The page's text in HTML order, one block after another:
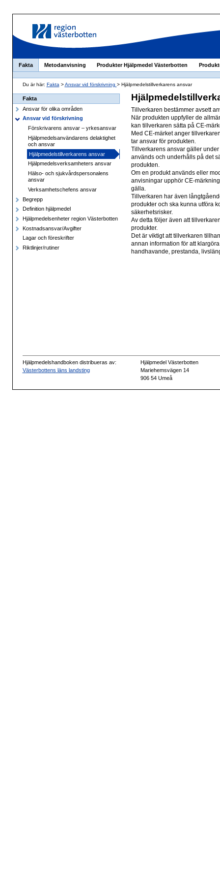
Fakta Metodanvisning Produkter Hjälpmedel Västerbotten
Du är här: Fakta >Ansvar vid förskrivning > Hjälpmedelstillverkarens ansvar
Fakta
Ansvar för olika områden
Ansvar vid förskrivning
Förskrivarens ansvar – yrkesansvar
Hjälpmedelsanvändarens delaktighet
och ansvar
Hjälpmedelstillverkarens ansvar
Hjälpmedelsverksamheters ansvar
Hälso- och sjukvårdspersonalens
ansvar
Verksamhetschefens ansvar
Begrepp
Definition hjälpmedel
Hjälpmedelsenheter region Västerbotten
Kostnadsansvar/Avgifter
Lagar och föreskrifter
Riktlinjer/rutiner
Tillverkaren bestämmer avsett
När produkten uppfyller de
kan tillverkaren sätta på CE-
Med CE-märket anger
tar ansvar för produkten.
Tillverkarens ansvar gäller
används och underhålls på det
produkten.
Om en produkt används eller
anvisningar upphör CE-
gälla.
Tillverkaren har även
produkter och ska kunna utföra
säkerhetsrisker.
Av detta följer även att
produkter.
Det är viktigt att tillverkaren
annan information för att
handhavande, prestanda,
Hjälpmedelshandboken distribueras av:
Västerbottens läns landsting
Hjälpmedel Västerbotten
Mariehemsvägen 14
906 54 Umeå